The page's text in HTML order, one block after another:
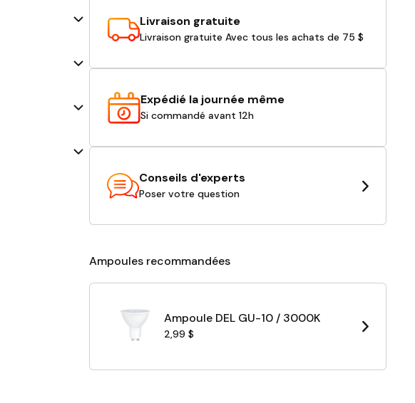
Livraison gratuite
Livraison gratuite Avec tous les achats de 75 $
Expédié la journée même
Si commandé avant 12h
Conseils d'experts
Poser votre question
Ampoules recommandées
Ampoule DEL GU-10 / 3000K
2,99 $